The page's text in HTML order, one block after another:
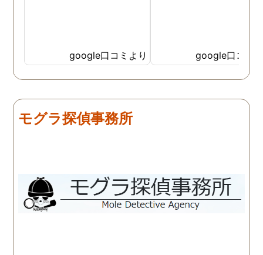
google口コミより google口コミ
モグラ探偵事務所